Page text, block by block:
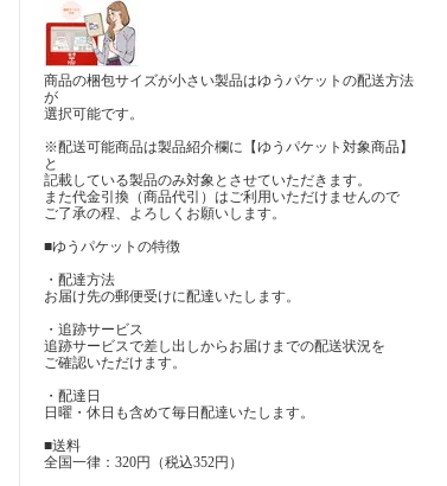
商品の梱包サイズが小さい製品はゆうパケットの配送方法
が
選択可能です。
※配送可能商品は製品紹介欄に【ゆうパケット対象商品】
と
記載している製品のみ対象とさせていただきます。
また代金引換（商品代引）はご利用いただけませんので
ご了承の程、よろしくお願いします。
■ゆうパケットの特徴
・配達方法
お届け先の郵便受けに配達いたします。
・追跡サービス
追跡サービスで差し出しからお届けまでの配送状況を
ご確認いただけます。
・配達日
日曜・休日も含めて毎日配達いたします。
■送料
全国一律：320円（税込352円）